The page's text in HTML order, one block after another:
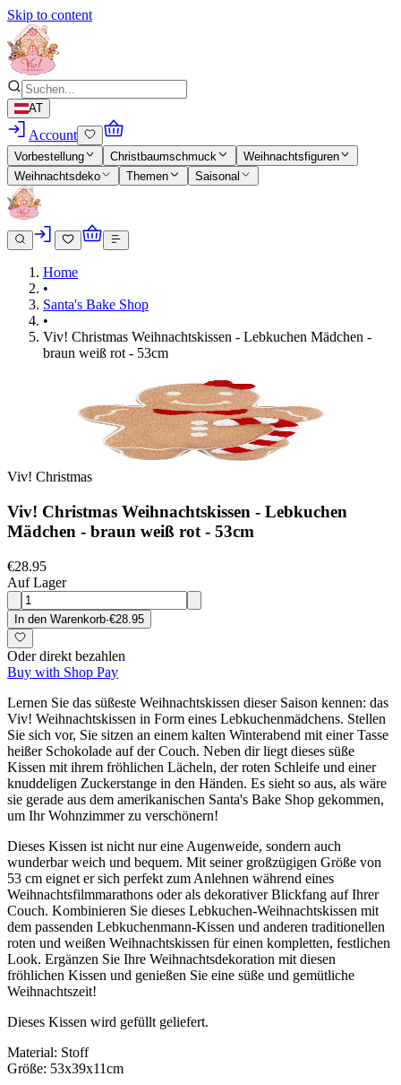
Skip to content
AT
Account
Vorbestellung Christbaumschmuck
Weihnachtsfiguren
Weihnachtsdeko
Themen Saisonal
Home
•
Santa's Bake Shop
•
Viv! Christmas Weihnachtskissen - Lebkuchen Mädchen -
braun weiß rot - 53cm
Viv! Christmas
Viv! Christmas Weihnachtskissen - Lebkuchen
Mädchen - braun weiß rot - 53cm
€28.95
Auf Lager
In den Warenkorb·€28.95
Oder direkt bezahlen
Buy with Shop Pay
Lernen Sie das süßeste Weihnachtskissen dieser Saison kennen: das
Viv! Weihnachtskissen in Form eines Lebkuchenmädchens. Stellen
Sie sich vor, Sie sitzen an einem kalten Winterabend mit einer Tasse
heißer Schokolade auf der Couch. Neben dir liegt dieses süße
Kissen mit ihrem fröhlichen Lächeln, der roten Schleife und einer
knuddeligen Zuckerstange in den Händen. Es sieht so aus, als wäre
sie gerade aus dem amerikanischen Santa's Bake Shop gekommen,
um Ihr Wohnzimmer zu verschönern!
Dieses Kissen ist nicht nur eine Augenweide, sondern auch
wunderbar weich und bequem. Mit seiner großzügigen Größe von
53 cm eignet er sich perfekt zum Anlehnen während eines
Weihnachtsfilmmarathons oder als dekorativer Blickfang auf Ihrer
Couch. Kombinieren Sie dieses Lebkuchen-Weihnachtskissen mit
dem passenden Lebkuchenmann-Kissen und anderen traditionellen
roten und weißen Weihnachtskissen für einen kompletten, festlichen
Look. Ergänzen Sie Ihre Weihnachtsdekoration mit diesen
fröhlichen Kissen und genießen Sie eine süße und gemütliche
Weihnachtszeit!
Dieses Kissen wird gefüllt geliefert.
Material: Stoff
Größe: 53x39x11cm